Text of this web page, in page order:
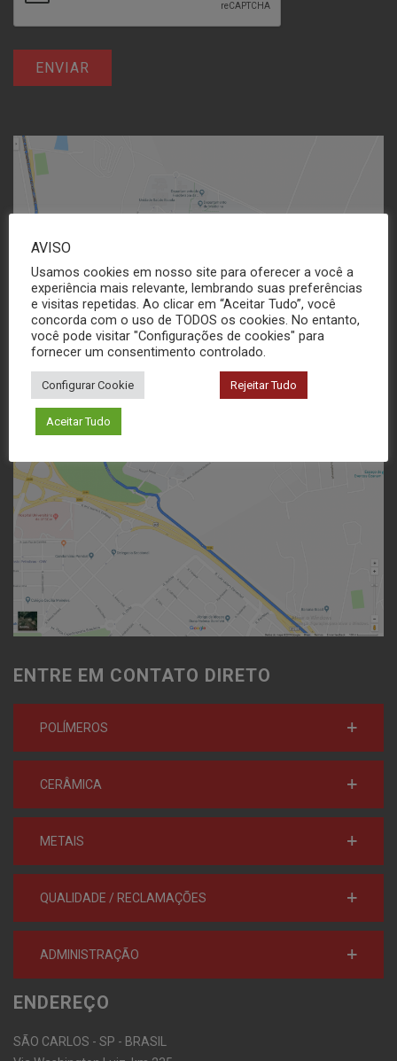
ENTRE EM CONTATO DIRETO
POLÍMEROS
CERÂMICA
METAIS
QUALIDADE / RECLAMAÇÕES
ADMINISTRAÇÃO
ENDEREÇO
SÃO CARLOS - SP - BRASIL
AVISO
Usamos cookies em nosso site para oferecer a você a
experiência mais relevante, lembrando suas preferências
e visitas repetidas. Ao clicar em “Aceitar Tudo”, você
concorda com o uso de TODOS os cookies. No entanto,
você pode visitar "Configurações de cookies" para
fornecer um consentimento controlado.
Configurar Cookie Rejeitar Tudo
Aceitar Tudo